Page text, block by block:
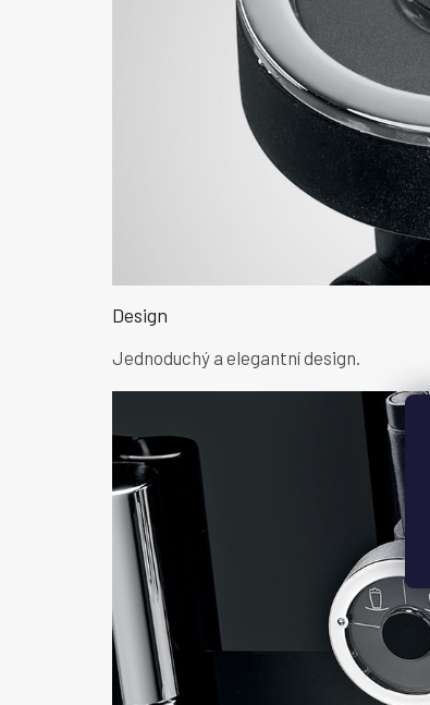
Design
Jednoduchý a elegantní design.